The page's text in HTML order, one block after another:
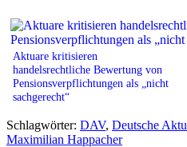
Aktuare kritisieren
handelsrechtliche Bewertung von
Pensionsverpflichtungen als „nicht
sachgerecht“
Schlagwörter: DAV, Deutsche
Maximilian Happacher